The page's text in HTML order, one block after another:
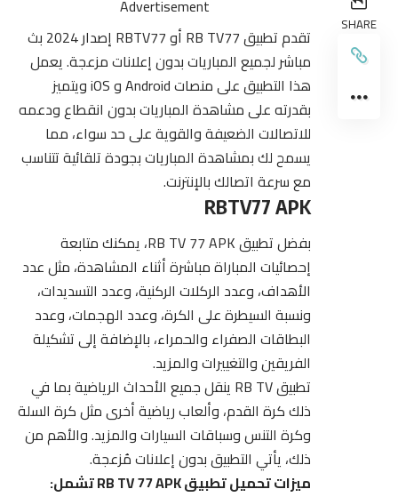
SHARE
Advertisement
تقدم تطبيق RB TV77 أو RBTV77 إصدار 2024 بث
مباشر لجميع المباريات بدون إعلانات مزعجة. يعمل
هذا التطبيق على منصات Android و iOS ويتميز
بقدرته على مشاهدة المباريات بدون انقطاع ودعمه
للاتصالات الضعيفة والقوية على حد سواء، مما
يسمح لك بمشاهدة المباريات بجودة تلقائية تتناسب
مع سرعة اتصالك بالإنترنت.
RBTV77 APK
بفضل تطبيق RB TV 77 APK، يمكنك متابعة
إحصائيات المباراة مباشرة أثناء المشاهدة، مثل عدد
الأهداف، وعدد الركلات الركنية، وعدد التسديدات،
ونسبة السيطرة على الكرة، وعدد الهجمات، وعدد
البطاقات الصفراء والحمراء، بالإضافة إلى تشكيلة
الفريقينوالتغييراتوالمزيد.
تطبيق RB TV ينقل جميع الأحداث الرياضية بما في
ذلك كرة القدم، وألعاب رياضية أخرى مثل كرة السلة
وكرة التنس وسباقات السيارات والمزيد. والأهم من
ذلك، يأتي التطبيق بدون إعلانات مُزعجة.
ميزات تحميل تطبيق RB TV 77 APK تشمل: